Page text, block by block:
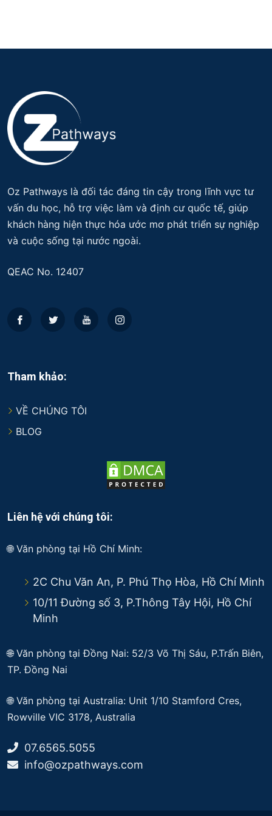
Oz Pathways là đối tác đáng tin cậy trong lĩnh vực tư
vấn du học, hỗ trợ việc làm và định cư quốc tế, giúp
khách hàng hiện thực hóa ước mơ phát triển sự nghiệp
và cuộc sống tại nước ngoài.
QEAC No. 12407
Tham khảo:
VỀ CHÚNG TÔI
BLOG
Liên hệ với chúng tôi:
🌐 Văn phòng tại Hồ Chí Minh:
2C Chu Văn An, P. Phú Thọ Hòa, Hồ Chí Minh
10/11 Đường số 3, P.Thông Tây Hội, Hồ Chí
Minh
🌐 Văn phòng tại Đồng Nai: 52/3 Võ Thị Sáu, P.Trấn Biên,
TP. Đồng Nai
🌐Văn phòng tại Australia: Unit 1/10 Stamford Cres,
Rowville VIC 3178, Australia
07.6565.5055
info@ozpathways.com